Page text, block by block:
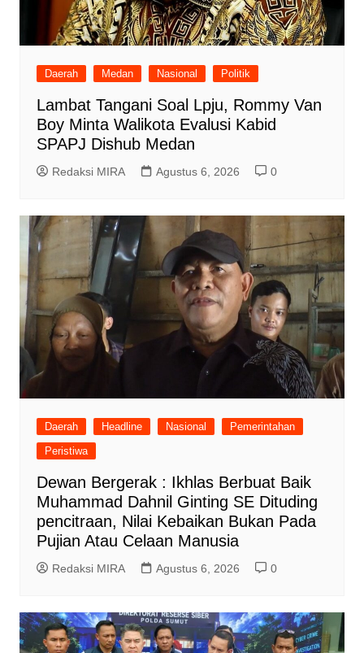
Daerah Medan Nasional Politik
Lambat Tangani Soal Lpju, Rommy Van
Boy Minta Walikota Evalusi Kabid
SPAPJ Dishub Medan
Redaksi MIRA Agustus 6, 2026 0
Daerah Headline Nasional
Pemerintahan
Peristiwa
Dewan Bergerak : Ikhlas Berbuat Baik
Muhammad Dahnil Ginting SE Dituding
pencitraan, Nilai Kebaikan Bukan Pada
Pujian Atau Celaan Manusia
Redaksi MIRA Agustus 6, 2026 0